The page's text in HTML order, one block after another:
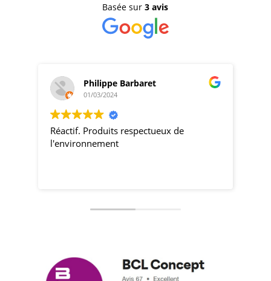
Basée sur3 avis
Philippe Barbaret
01/03/2024
Réactif. Produits respectueux de
l'environnement